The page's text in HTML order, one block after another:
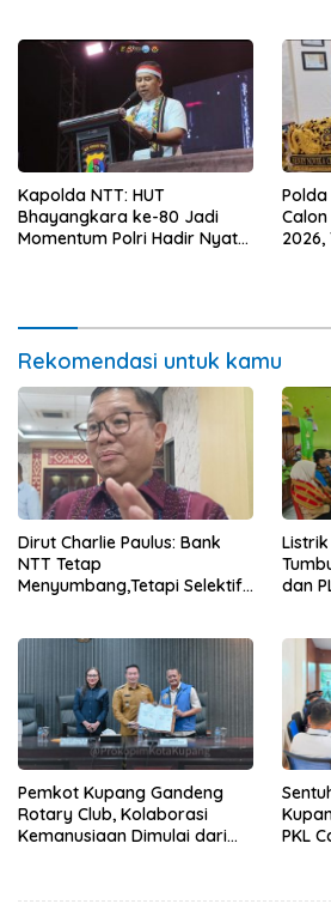
Kapolda NTT: HUT
Bhayangkara ke-80 Jadi
Momentum Polri Hadir Nyata
2026,
Rekomendasi untuk kamu
Dirut Charlie Paulus: Bank
NTT Tetap
Menyumbang,Tetapi Selektif
dan
Pemkot Kupang Gandeng
Rotary Club, Kolaborasi
Kemanusiaan Dimulai dari
PKL